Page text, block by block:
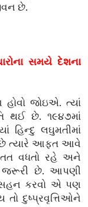
છે.
સમયે દેશના
જોઇએ. ત્યાં
થઈ છે. ૧૯૪૭માં
હિન્દુ લઘુમતીમાં
છે ત્યારે આફત આવે
વધતો રહે અને
જરૂરી છે. આપણી
સહન કરવો એ પણ
તો દુષ્પ્રવૃત્તિઓને